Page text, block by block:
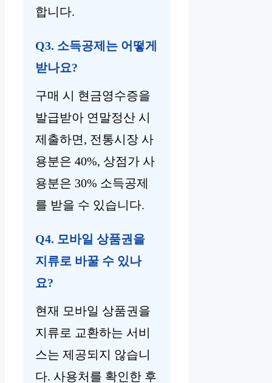
합니다.
Q3. 소득공제는 어떻게
받나요?
구매 시 현금영수증을
발급받아 연말정산 시
제출하면, 전통시장 사
용분은 40%, 상점가 사
용분은 30% 소득공제
를 받을 수 있습니다.
Q4. 모바일 상품권을
지류로 바꿀 수 있나
요?
현재 모바일 상품권을
지류로 교환하는 서비
스는 제공되지 않습니
다. 사용처를 확인한 후